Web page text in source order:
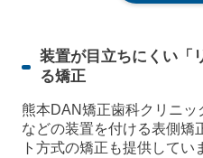
装置が目立ちにくい「
る矯正
熊本DAN矯正歯科クリニ
などの装置を付ける表側矯
ト方式の矯正も提供してい